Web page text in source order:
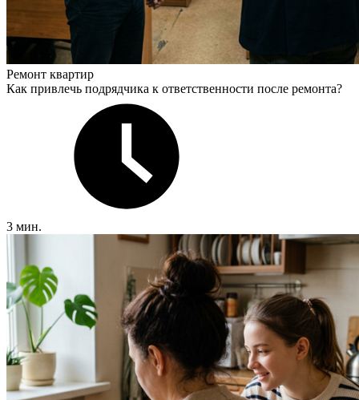
Ремонт квартир
Как привлечь подрядчика к ответственности после ремонта?
3 мин.